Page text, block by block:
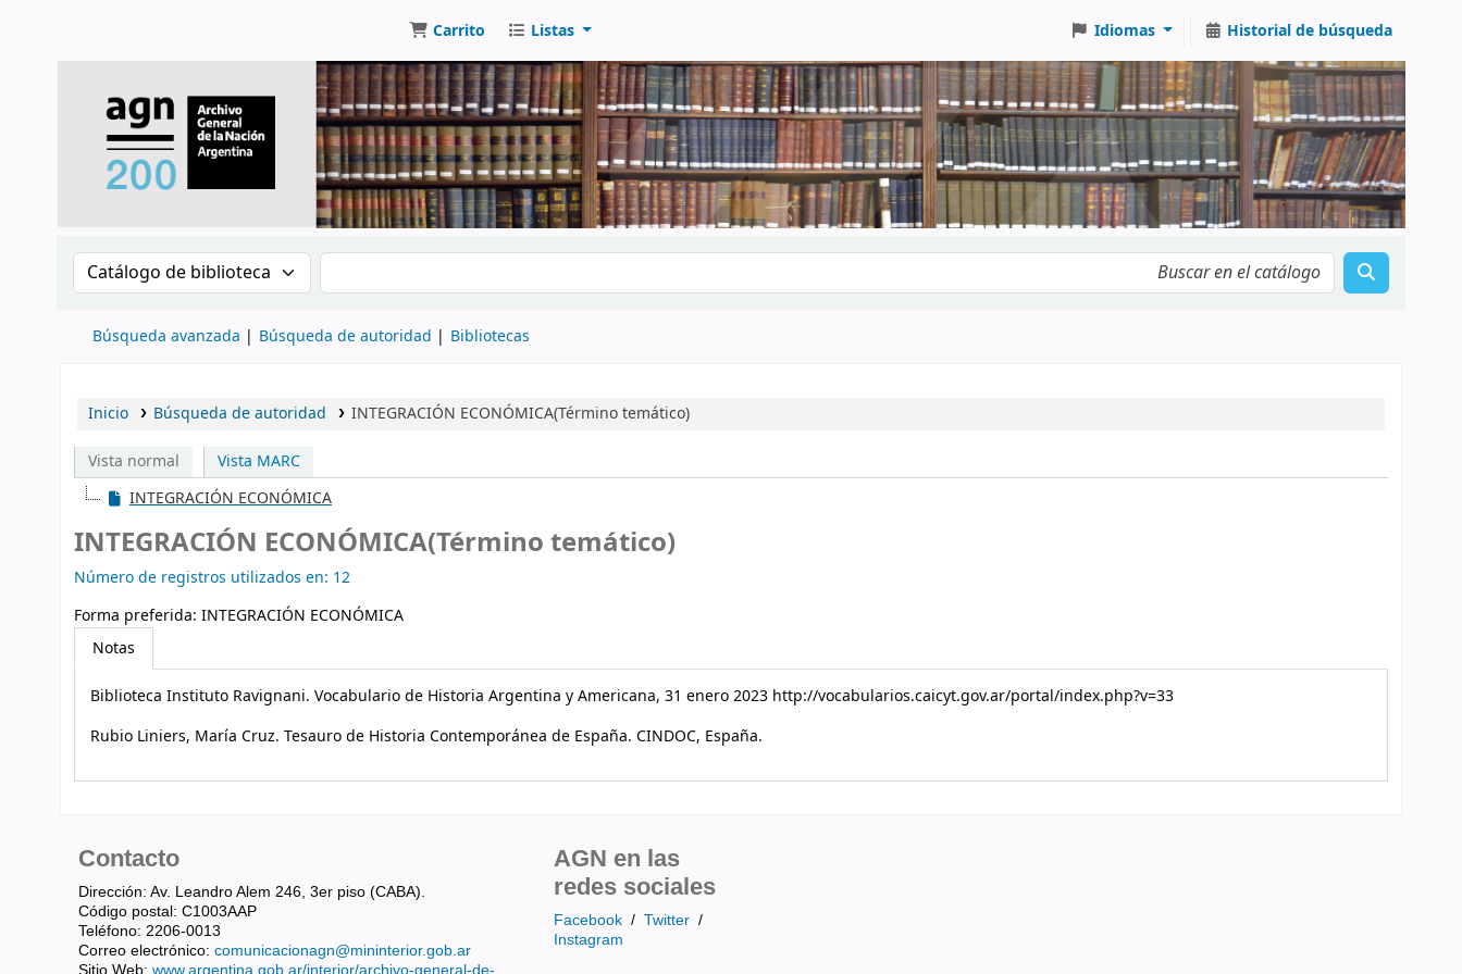
Carrito Listas Idiomas Historial de búsqueda
Buscar en el catálogo por: Buscar en el catálogo
Búsqueda avanzada Búsqueda de autoridad Bibliotecas
Inicio Búsqueda de autoridad INTEGRACIÓN ECONÓMICA(Término temático)
Vista normal
Vista MARC
INTEGRACIÓN ECONÓMICA
INTEGRACIÓN ECONÓMICA(Término temático)
Número de registros utilizados en: 12
Forma preferida: INTEGRACIÓN ECONÓMICA
Notas
Biblioteca Instituto Ravignani. Vocabulario de Historia Argentina y Americana, 31 enero 2023 http://vocabularios.caicyt.gov.ar/portal/index.php?v=33
Rubio Liniers, María Cruz. Tesauro de Historia Contemporánea de España. CINDOC, España.
Contacto
Dirección: Av. Leandro Alem 246, 3er piso (CABA).
Código postal: C1003AAP
Teléfono: 2206-0013
Correo electrónico: comunicacionagn@mininterior.gob.ar
Sitio Web: www.argentina.gob.ar/interior/archivo-general-de-
AGN en las
redes sociales
Facebook / Twitter /
Instagram